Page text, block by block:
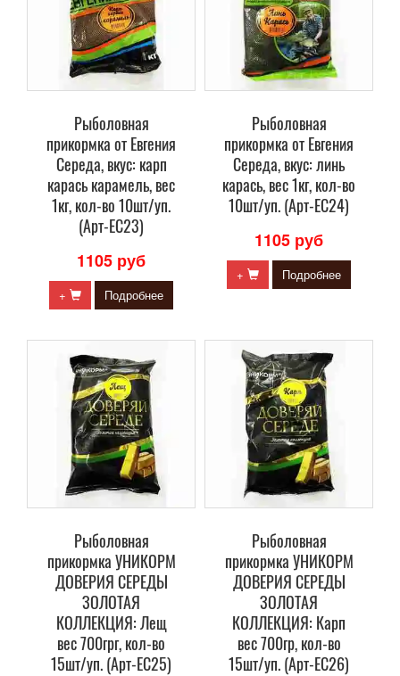
Рыболовная
прикормка от Евгения
Середа, вкус: карп
карась карамель, вес
1кг, кол-во 10шт/уп.
(Арт-ЕС23)
1105 руб
+ Подробнее
Рыболовная
прикормка от Евгения
Середа, вкус: линь
карась, вес 1кг, кол-во
10шт/уп. (Арт-ЕС24)
1105 руб
+ Подробнее
Рыболовная
прикормка УНИКОРМ
ДОВЕРИЯ СЕРЕДЫ
ЗОЛОТАЯ
КОЛЛЕКЦИЯ: Лещ
вес 700грг, кол-во
15шт/уп. (Арт-ЕС25)
Рыболовная
прикормка УНИКОРМ
ДОВЕРИЯ СЕРЕДЫ
ЗОЛОТАЯ
КОЛЛЕКЦИЯ: Карп
вес 700гр, кол-во
15шт/уп. (Арт-ЕС26)